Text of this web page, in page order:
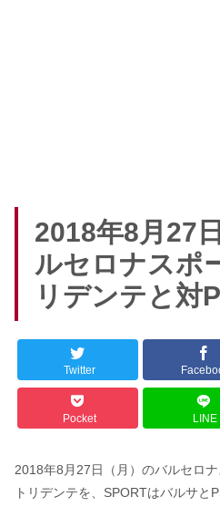
2018年8月27
ルセロナスポ
リデンテと対
Twitter
Pocket LINE
2018年8月27日（月）のバルセロ
トリデンテを、SPORTはバルサと